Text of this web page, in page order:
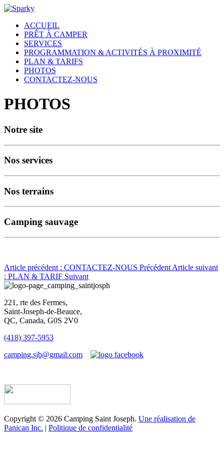
ACCUEIL
PRÊT À CAMPER
SERVICES
PROGRAMMATION & ACTIVITÉS À PROXIMITÉ
PLAN & TARIFS
PHOTOS
CONTACTEZ-NOUS
PHOTOS
Notre site
Nos services
Nos terrains
Camping sauvage
Article précédent : CONTACTEZ-NOUS Précédent Article suivant
: PLAN & TARIF Suivant
221, rte des Fermes,
Saint-Joseph-de-Beauce,
QC, Canada, G0S 2V0
(418) 397-5953
camping.sjb@gmail.com
Copyright © 2026 Camping Saint Joseph. Une réalisation de
Panican Inc. | Politique de confidentialité